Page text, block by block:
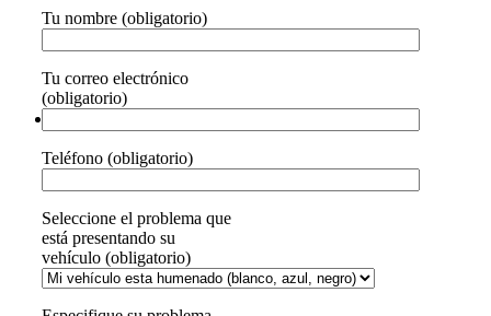
Tu nombre (obligatorio)
Tu correo electrónico
(obligatorio)
Teléfono (obligatorio)
Seleccione el problema que
está presentando su
vehículo (obligatorio)